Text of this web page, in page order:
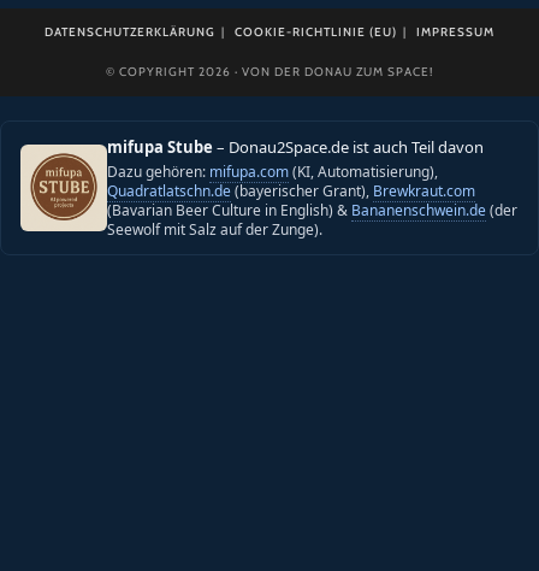
DATENSCHUTZERKLÄRUNG COOKIE-RICHTLINIE (EU) IMPRESSUM
© COPYRIGHT 2026 · VON DER DONAU ZUM SPACE!
mifupa Stube – Donau2Space.de ist auch Teil davon
Dazu gehören: mifupa.com(KI, Automatisierung),
Quadratlatschn.de(bayerischer Grant), Brewkraut.com
(Bavarian Beer Culture in English) & Bananenschwein.de(der
Seewolf mit Salz auf der Zunge).